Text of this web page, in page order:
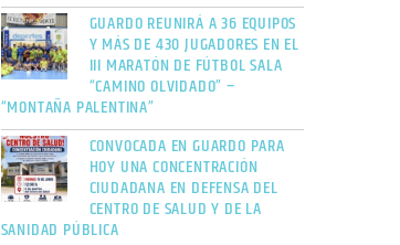
GUARDO REUNIRÁ A 36 EQUIPOS
Y MÁS DE 430 JUGADORES EN EL
III MARATÓN DE FÚTBOL SALA
“CAMINO OLVIDADO” –
“MONTAÑA PALENTINA”
CONVOCADA EN GUARDO PARA
HOY UNA CONCENTRACIÓN
CIUDADANA EN DEFENSA DEL
CENTRO DE SALUD Y DE LA
SANIDAD PÚBLICA